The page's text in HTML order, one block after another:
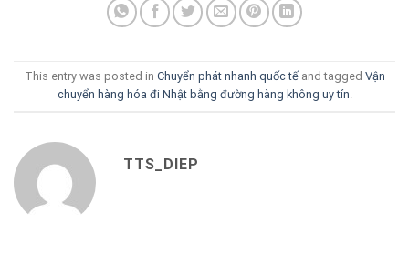
This entry was posted in Chuyển phát nhanh quốc tếand tagged Vận
chuyển hàng hóa đi Nhật bằng đường hàng không uy tín.
TTS_DIEP